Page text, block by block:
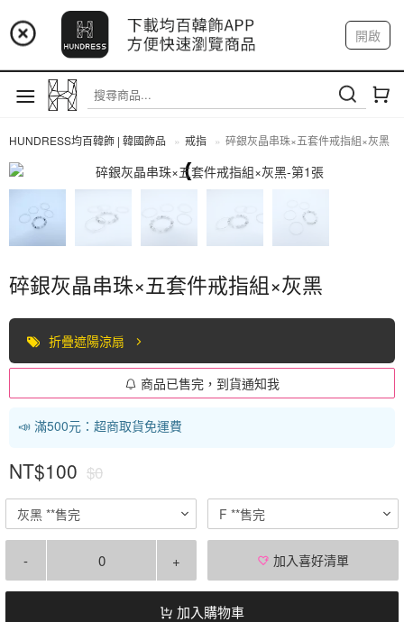
📢 市集預告：9/4-9/6 淡水捷運站
📢 市集預告：9/12-9/13 八里海巡基地
📢 市集預告：8/22-8/23 桃園青埔置地廣場
開啟
註冊 我的帳戶
HUNDRESS均百韓飾 | 韓國飾品 戒指 碎銀灰晶串珠×五套件戒指組×灰黑
碎銀灰晶串珠×五套件戒指組×灰黑
折疊遮陽涼扇
商品已售完，到貨通知我
📣 滿500元：超商取貨免運費
NT$100 $0
灰黑 **售完 F **售完
- + 加入喜好清單
加入購物車